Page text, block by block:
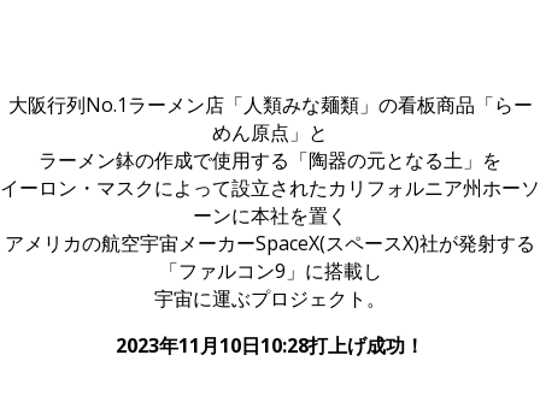
大阪行列No.1ラーメン店「人類みな麺類」の看板商品「らー
めん原点」と
ラーメン鉢の作成で使用する「陶器の元となる土」を
イーロン・マスクによって設立されたカリフォルニア州ホーソ
ーンに本社を置く
アメリカの航空宇宙メーカーSpaceX(スペースX)社が発射する
「ファルコン9」に搭載し
宇宙に運ぶプロジェクト。
2023年11月10日10:28打上げ成功！